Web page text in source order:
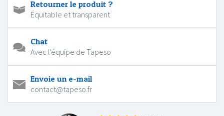
Retourner le produit ?
Équitable et transparent
Chat
Avec l'équipe de Tapeso
Envoie un e-mail
contact@tapeso.fr